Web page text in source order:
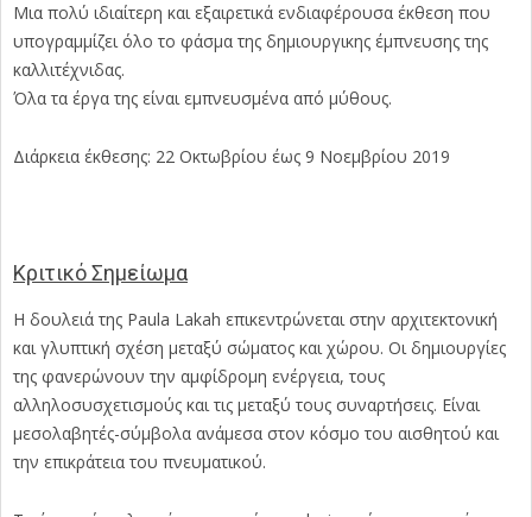
Μια πολύ ιδιαίτερη και εξαιρετικά ενδιαφέρουσα έκθεση που
υπογραμμίζει όλο το φάσμα της δημιουργικης έμπνευσης της
καλλιτέχνιδας.
Όλα τα έργα της είναι εμπνευσμένα από μύθους.
Διάρκεια έκθεσης: 22 Οκτωβρίου έως 9 Νοεμβρίου 2019
Κριτικό Σημείωμα
Η δουλειά της Paula Lakah επικεντρώνεται στην αρχιτεκτονική
και γλυπτική σχέση μεταξύ σώματος και χώρου. Οι δημιουργίες
της φανερώνουν την αμφίδρομη ενέργεια, τους
αλληλοσυσχετισμούς και τις μεταξύ τους συναρτήσεις. Είναι
μεσολαβητές-σύμβολα ανάμεσα στον κόσμο του αισθητού και
την επικράτεια του πνευματικού.